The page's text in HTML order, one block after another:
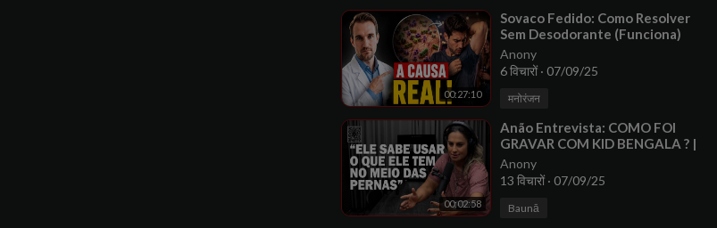
00:27:10
⁣Sovaco Fedido: Como Resolver
Sem Desodorante (Funciona)
Anony
6 विचारों· 07/09/25
मनोरंजन
00:02:58
⁣Anão Entrevista: COMO FOI
GRAVAR COM KID BENGALA ? |
MARCIA IMPERATOR
Anony
13 विचारों· 07/09/25
Baunā